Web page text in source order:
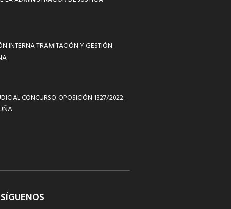
INTERNA TRAMITACIÓN Y GESTIÓN.
CONCURSO-OPOSICIÓN 1327/2022.
SÍGUENOS